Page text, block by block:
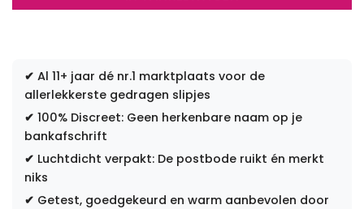
✔ Al 11+ jaar dé nr.1 marktplaats voor de
allerlekkerste gedragen slipjes
✔ 100% Discreet: Geen herkenbare naam op je
bankafschrift
✔ Luchtdicht verpakt: De postbode ruikt én merkt
niks
✔ Getest, goedgekeurd en warm aanbevolen door